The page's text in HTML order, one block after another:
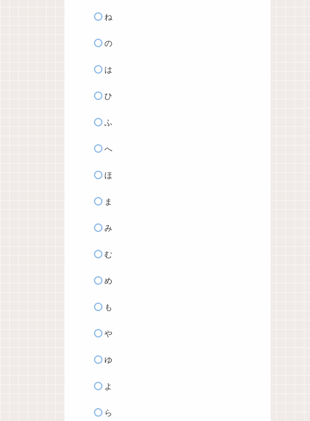
ね
の
は
ひ
ふ
へ
ほ
ま
み
む
め
も
や
ゆ
よ
ら